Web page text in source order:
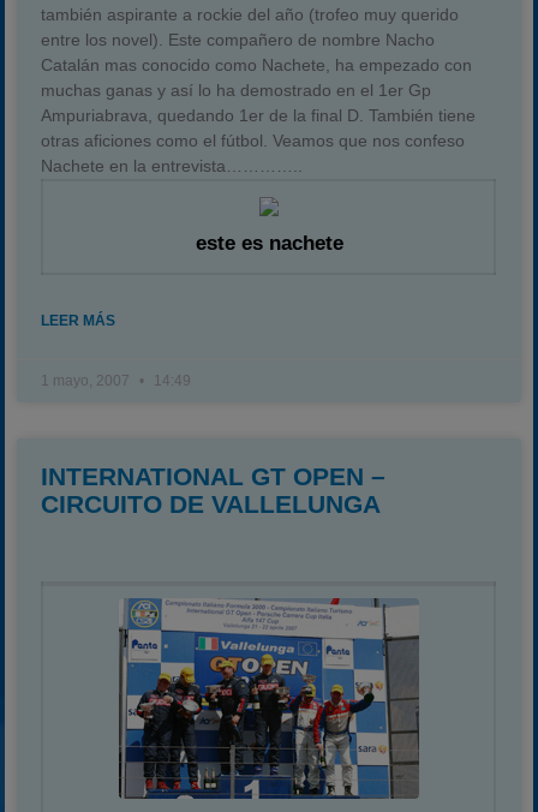
también aspirante a rockie del año (trofeo muy querido
entre los novel). Este compañero de nombre Nacho
Catalán mas conocido como Nachete, ha empezado con
muchas ganas y así lo ha demostrado en el 1er Gp
Ampuriabrava, quedando 1er de la final D. También tiene
otras aficiones como el fútbol. Veamos que nos confeso
Nachete en la entrevista…………..
este es nachete
LEER MÁS
1 mayo, 2007 14:49
INTERNATIONAL GT OPEN –
CIRCUITO DE VALLELUNGA